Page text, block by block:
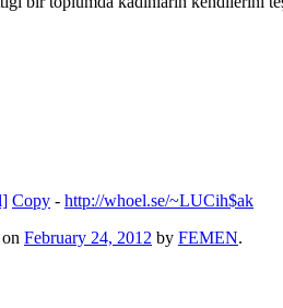
Copy - http://whoel.se/~LUCih$ak
February 24, 2012 by FEMEN.